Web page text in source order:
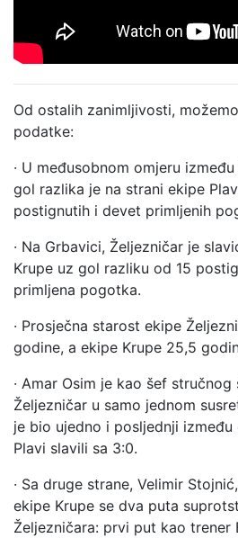
Od ostalih zanimljivosti,
podatke:
· U međusobnom omjeru
gol razlika je na strani ekipe
postignutih i devet primljenih
· Na Grbavici, Željezničar je
Krupe uz gol razliku od 15
primljena pogotka.
· Prosječna starost ekipe
godine, a ekipe Krupe 25,5
· Amar Osim je kao šef
Željezničar u samo jednom
je bio ujedno i posljednji
Plavi slavili sa 3:0.
· Sa druge strane, Velimir
ekipe Krupe se dva puta
Željezničara: prvi put kao trener